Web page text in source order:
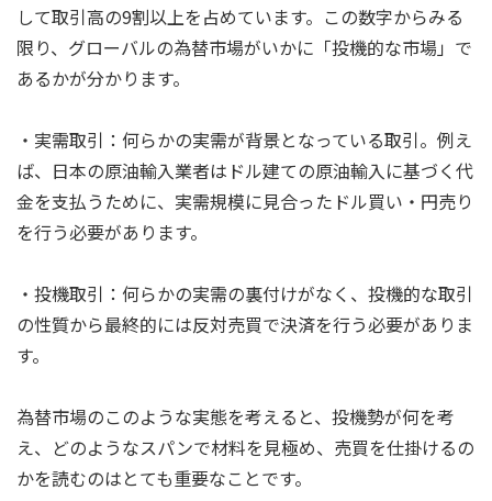
して取引高の9割以上を占めています。この数字からみる
限り、グローバルの為替市場がいかに「投機的な市場」で
あるかが分かります。
・実需取引：何らかの実需が背景となっている取引。例え
ば、日本の原油輸入業者はドル建ての原油輸入に基づく代
金を支払うために、実需規模に見合ったドル買い・円売り
を行う必要があります。
・投機取引：何らかの実需の裏付けがなく、投機的な取引
の性質から最終的には反対売買で決済を行う必要がありま
す。
為替市場のこのような実態を考えると、投機勢が何を考
え、どのようなスパンで材料を見極め、売買を仕掛けるの
かを読むのはとても重要なことです。